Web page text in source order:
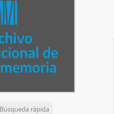
Búsqueda rápida